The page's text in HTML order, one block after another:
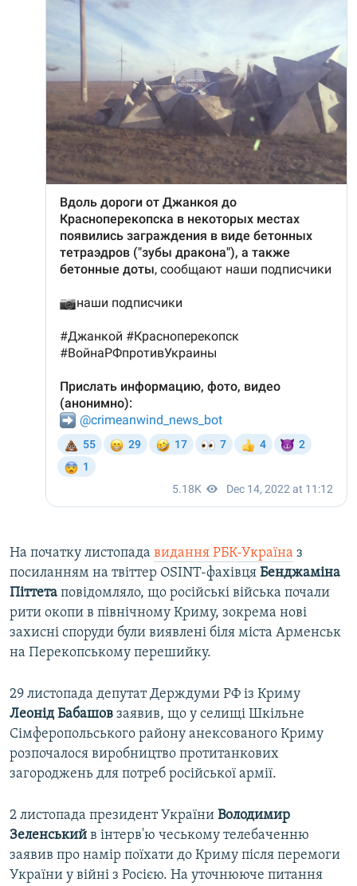
На початку листопада видання РБК-Україна з
посиланням на твіттер OSINT-фахівця Бенджаміна
Піттета повідомляло, що російські війська почали
рити окопи в північному Криму, зокрема нові
захисні споруди були виявлені біля міста Арменськ
на Перекопському перешийку.
29 листопада депутат Держдуми РФ із Криму
Леонід Бабашов заявив, що у селищі Шкільне
Сімферопольського району анексованого Криму
розпочалося виробництво протитанкових
загороджень для потреб російської армії.
2 листопада президент України Володимир
Зеленський в інтерв'ю чеському телебаченню
заявив про намір поїхати до Криму після перемоги
України у війні з Росією. На уточнююче питання